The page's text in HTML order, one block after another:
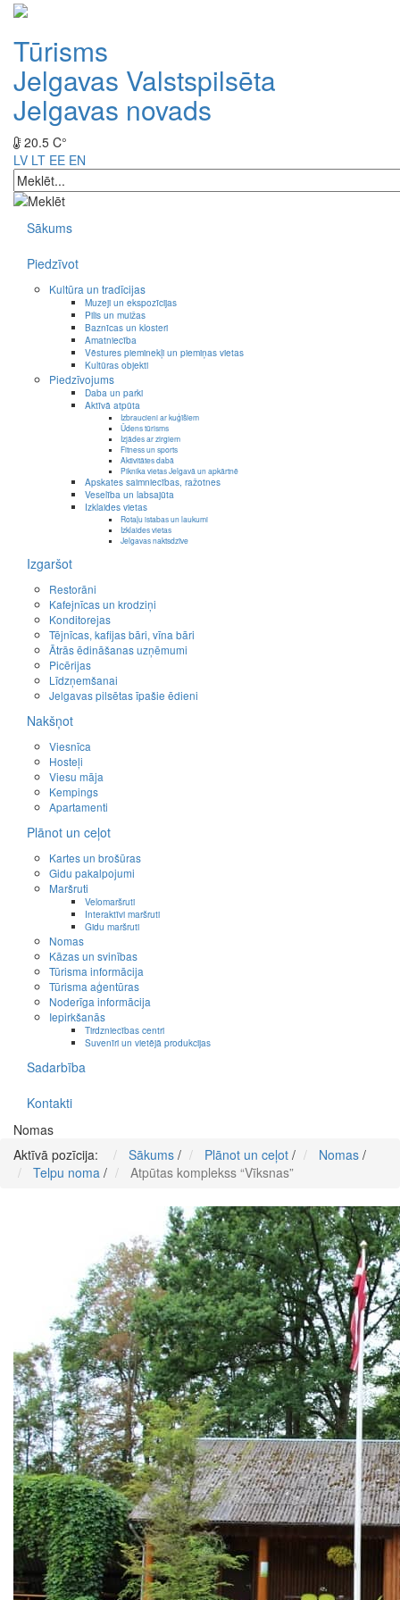
Tūrisms
Jelgavas Valstspilsēta
Jelgavas novads
20.5 C°
LV LT EE EN
Sākums
Piedzīvot
Kultūra un tradīcijas
Muzeji un ekspozīcijas
Pilis un muižas
Baznīcas un klosteri
Amatniecība
Vēstures pieminekļi un piemiņas vietas
Kultūras objekti
Piedzīvojums
Daba un parki
Aktīvā atpūta
Izbraucieni ar kuģīšiem
Ūdens tūrisms
Izjādes ar zirgiem
Fitness un sports
Aktivitātes dabā
Piknika vietas Jelgavā un apkārtnē
Apskates saimniecības, ražotnes
Veselība un labsajūta
Izklaides vietas
Rotaļu istabas un laukumi
Izklaides vietas
Jelgavas naktsdzīve
Izgaršot
Restorāni
Kafejnīcas un krodziņi
Konditorejas
Tējnīcas, kafijas bāri, vīna bāri
Ātrās ēdināšanas uzņēmumi
Picērijas
Līdzņemšanai
Jelgavas pilsētas īpašie ēdieni
Nakšņot
Viesnīca
Hosteļi
Viesu māja
Kempings
Apartamenti
Plānot un ceļot
Kartes un brošūras
Gidu pakalpojumi
Maršruti
Velomaršruti
Interaktīvi maršruti
Gidu maršruti
Nomas
Kāzas un svinības
Tūrisma informācija
Tūrisma aģentūras
Noderīga informācija
Iepirkšanās
Tirdzniecības centri
Suvenīri un vietējā produkcijas
Sadarbība
Kontakti
Nomas
Aktīvā pozīcija:
Sākums / Plānot un ceļot / Nomas /
Telpu noma / Atpūtas komplekss “Vīksnas”